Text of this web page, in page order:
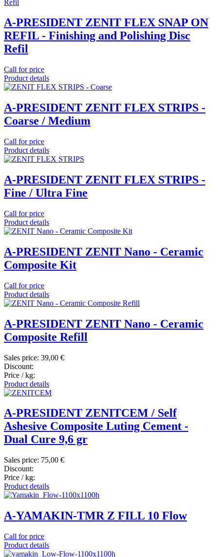
A-PRESIDENT ZENIT FLEX SNAP ON
REFIL - Finishing and Polishing Disc
Refil
Call for price
Product details
A-PRESIDENT ZENIT FLEX STRIPS -
Coarse / Medium
Call for price
Product details
A-PRESIDENT ZENIT FLEX STRIPS -
Fine / Ultra Fine
Call for price
Product details
A-PRESIDENT ZENIT Nano - Ceramic
Composite Kit
Call for price
Product details
A-PRESIDENT ZENIT Nano - Ceramic
Composite Refill
Sales price: 39,00 €
Discount:
Price / kg:
Product details
A-PRESIDENT ZENITCEM / Self
Ashesive Composite Luting Cement -
Dual Cure 9,6 gr
Sales price: 75,00 €
Discount:
Price / kg:
Product details
A-YAMAKIN-TMR Z FILL 10 Flow
Call for price
Product details